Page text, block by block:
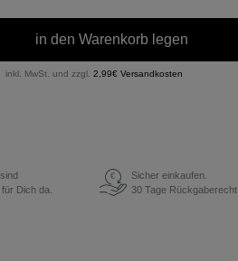
in den Warenkorb legen
inkl. MwSt. und zzgl. 2,99€ Versandkosten
Dich da.
€
Sicher einkaufen.
30 Tage Rückgaberecht